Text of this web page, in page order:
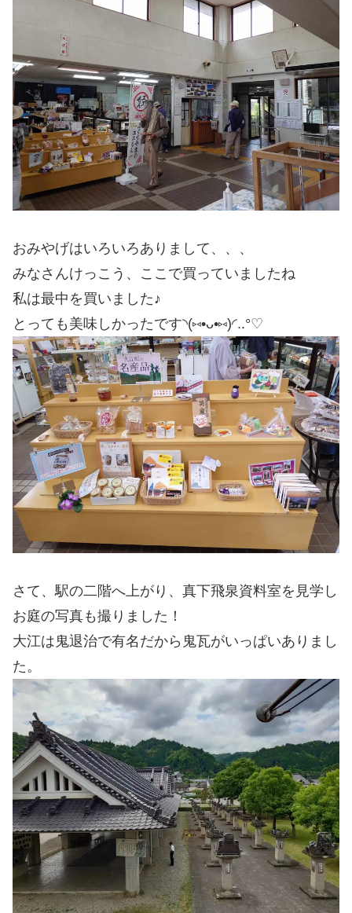
おみやげはいろいろありまして、、、
みなさんけっこう、ここで買っていましたね
私は最中を買いました♪
とっても美味しかったです◝(⑅•ᴗ•⑅)◜..°♡
さて、駅の二階へ上がり、真下飛泉資料室を見学し
お庭の写真も撮りました！
大江は鬼退治で有名だから鬼瓦がいっぱいありまし
た。